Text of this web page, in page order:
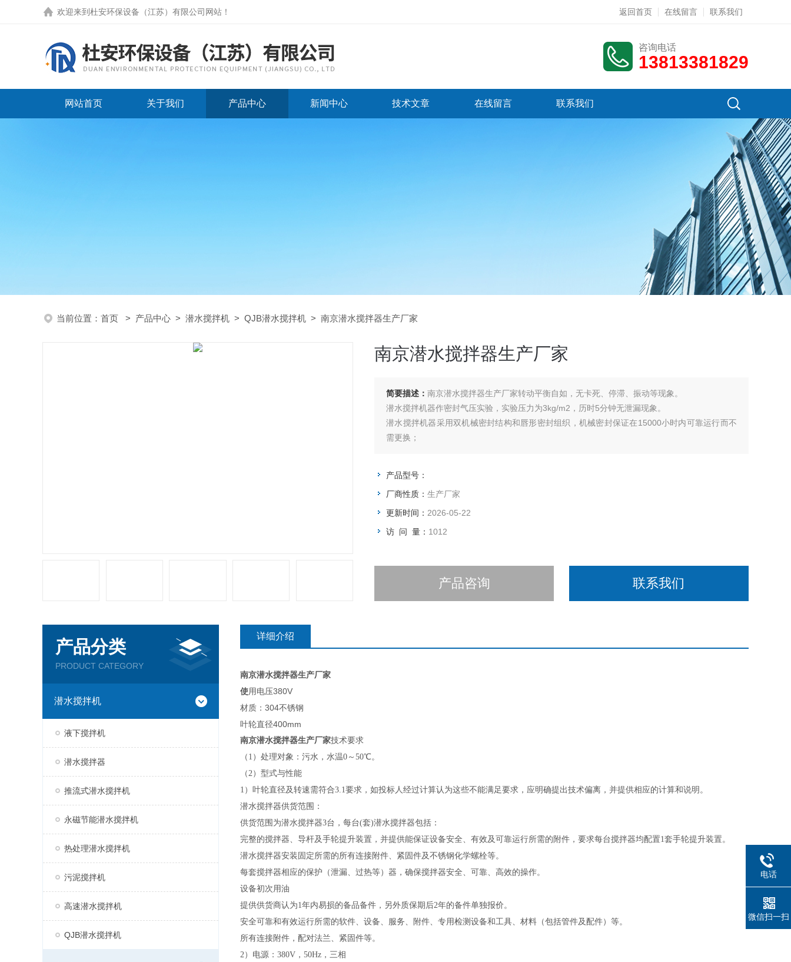
欢迎来到 杜安环保设备（江苏）有限公司网站 ！ 返回首页 在线留言 联系我们
咨询电话
13813381829
网站首页 关于我们 产品中心 新闻中心 技术文章 在线留言 联系我们
当前位置： 首页 > 产品中心 > 潜水搅拌机 > QJB潜水搅拌机 > 南京潜水搅拌器生产厂家
南京潜水搅拌器生产厂家
简要描述： 南京潜水搅拌器生产厂家转动平衡自如，无卡死、停滞、振动等现象。
潜水搅拌机器作密封气压实验，实验压力为3kg/m2，历时5分钟无泄漏现象。
潜水搅拌机器采用双机械密封结构和唇形密封组织，机械密封保证在15000小时内可靠运行而不
需更换；
产品型号：
厂商性质： 生产厂家
更新时间： 2026-05-22
访 问 量： 1012
产品咨询 联系我们
产品分类
PRODUCT CATEGORY
潜水搅拌机
液下搅拌机
潜水搅拌器
推流式潜水搅拌机
永磁节能潜水搅拌机
热处理潜水搅拌机
污泥搅拌机
高速潜水搅拌机
QJB潜水搅拌机
详细介绍
南京潜水搅拌器生产厂家
使用电压380V
材质：304不锈钢
叶轮直径400mm
南京潜水搅拌器生产厂家技术要求
（ 1）处理对象：污水，水温0～50℃。
（2）型式与性能
1）叶轮直径及转速需符合3.1要求，如投标人经过计算认为这些不能满足要求，应明确提出技术偏离，并提供相应的计算和说明 。
潜水搅拌器供货范围 ：
供货范围为潜水搅拌器3台，每台(套)潜水搅拌器包括：
完整的搅拌器、导杆及手轮提升装置，并提供能保证设备安全、有效及可靠运行所需的附件，要求每台搅拌器均配置1套手轮提升装置。
潜水搅拌器安装固定所需的所有连接附件、紧固件及不锈钢化学螺栓等。
每套搅拌器相应的保护（泄漏、过热等）器，确保搅拌器安全、可靠、高效的操作。
设备初次用油
提供供货商认为1年内易损的备品备件，另外质保期后2年的备件单独报价。
安全可靠和有效运行所需的软件、设备、服务、附件、专用检测设备和工具、材料（包括管件及配件）等。
所有连接附件，配对法兰、紧固件等。
2）电源：380V，50Hz，三相
电话
微信扫一扫